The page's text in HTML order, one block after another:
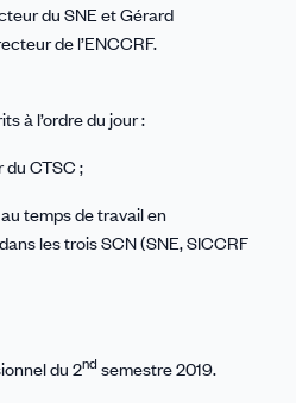
du SNE et Gérard
de l’ENCCRF.
à l’ordre du jour :
CTSC ;
temps de travail en
les trois SCN (SNE, SICCRF
du 2nd semestre 2019.